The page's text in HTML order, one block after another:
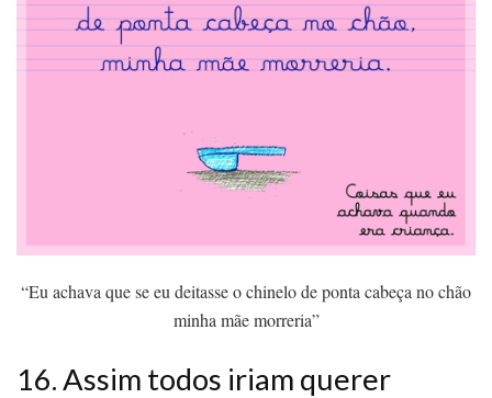
“Eu achava que se eu deitasse o chinelo de ponta cabeça no chão
minha mãe morreria”
16. Assim todos iriam querer